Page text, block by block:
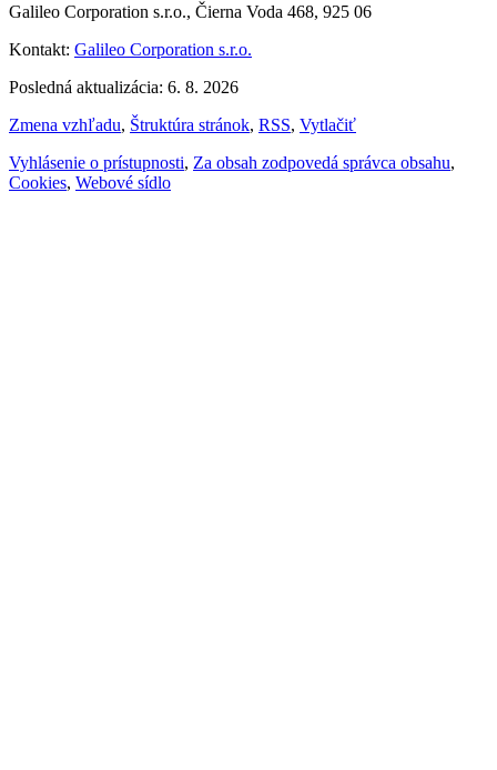
Galileo Corporation s.r.o., Čierna Voda 468, 925 06
Kontakt: Galileo Corporation s.r.o.
Posledná aktualizácia: 6. 8. 2026
Zmena vzhľadu, Štruktúra stránok, RSS, Vytlačiť
Vyhlásenie o prístupnosti, Za obsah zodpovedá správca obsahu,
Cookies, Webové sídlo